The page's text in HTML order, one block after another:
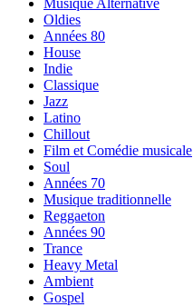
Musique Alternative
Oldies
Années 80
House
Indie
Classique
Jazz
Latino
Chillout
Film et Comédie musicale
Soul
Années 70
Musique traditionnelle
Reggaeton
Années 90
Trance
Heavy Metal
Ambient
Gospel